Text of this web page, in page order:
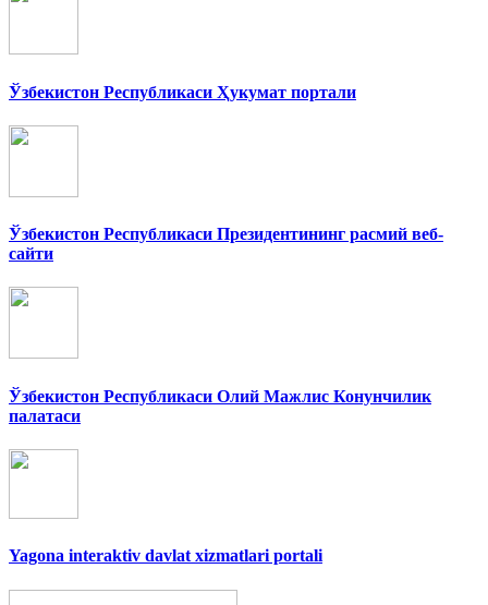
Ўзбекистон Республикаси Ҳукумат портали
Ўзбекистон Республикаси Президентининг расмий веб-
сайти
Ўзбекистон Республикаси Олий Мажлис Конунчилик
палатаси
Yagona interaktiv davlat xizmatlari portali